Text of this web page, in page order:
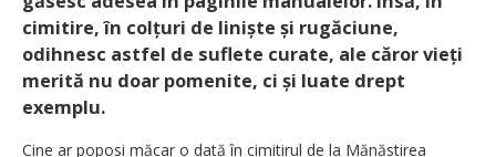
cimitire, în colțuri de liniște și rugăciune,
odihnesc astfel de suflete curate, ale căror vieți
merită nu doar pomenite, ci și luate drept
exemplu.
Cine ar poposi măcar o dată în cimitirul de la Mănăstirea